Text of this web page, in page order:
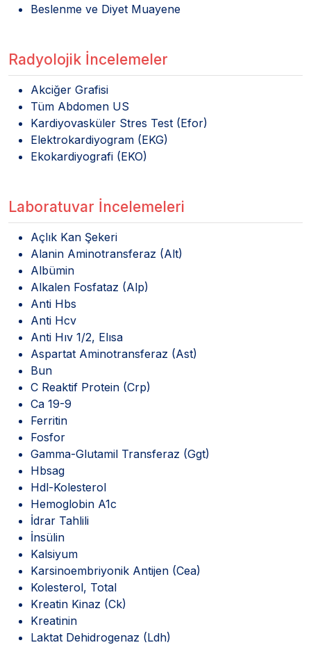
Beslenme ve Diyet Muayene
Radyolojik İncelemeler
Akciğer Grafisi
Tüm Abdomen US
Kardiyovasküler Stres Test (Efor)
Elektrokardiyogram (EKG)
Ekokardiyografi (EKO)
Laboratuvar İncelemeleri
Açlık Kan Şekeri
Alanin Aminotransferaz (Alt)
Albümin
Alkalen Fosfataz (Alp)
Anti Hbs
Anti Hcv
Anti Hıv 1/2, Elısa
Aspartat Aminotransferaz (Ast)
Bun
C Reaktif Protein (Crp)
Ca 19-9
Ferritin
Fosfor
Gamma-Glutamil Transferaz (Ggt)
Hbsag
Hdl-Kolesterol
Hemoglobin A1c
İdrar Tahlili
İnsülin
Kalsiyum
Karsinoembriyonik Antijen (Cea)
Kolesterol, Total
Kreatin Kinaz (Ck)
Kreatinin
Laktat Dehidrogenaz (Ldh)